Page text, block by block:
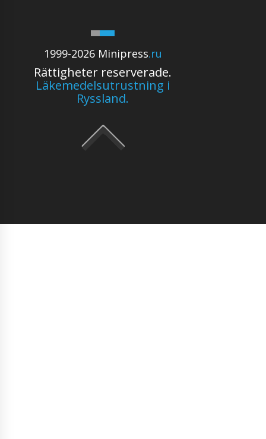
1999-2026 Minipress.ru
Rättigheter reserverade.
Läkemedelsutrustning i
Ryssland.